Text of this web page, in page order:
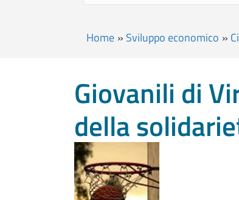
Home » Sviluppo economico »
Giovanili di
della